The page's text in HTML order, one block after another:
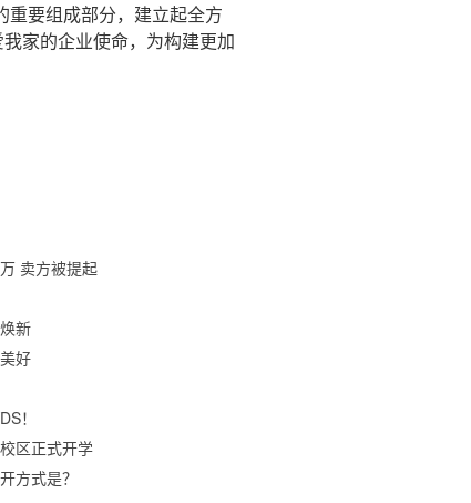
要组成部分，建立起全方
家的企业使命，为构建更加
卖方被提起
新
好
！
区正式开学
方式是？